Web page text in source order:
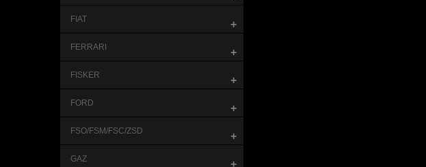
FIAT +
FERRARI +
FISKER +
FORD +
FSO/FSM/FSC/ZSD +
GAZ +